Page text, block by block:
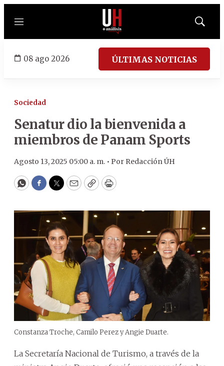
Menú
Mostrar
08 ago 2026 ÚLTIMAS NOTICIAS
Sociedad
Senatur dio la bienvenida a
miembros de Panam Sports
Agosto 13, 2025 05:00 a. m. • Por Redacción ÚH
WhatsApp
Facebook
Twitter
EmailCopyPrint
Constanza Troche, Camilo Perez y Angie Duarte.
La Secretaría Nacional de Turismo, a través de la